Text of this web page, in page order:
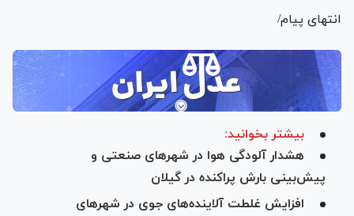
انتهای پیام/
بیشتر بخوانید:
هشدار آلودگی هوا در شهر‌های صنعتی و
پیش‌بینی بارش پراکنده در گیلان
افزایش غلطت آلاینده‌های جوی در شهر‌های